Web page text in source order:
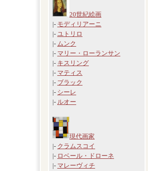
20世紀絵画
|- モディリアーニ
|- ユトリロ
|- ムンク
|- マリー・ローランサン
|- キスリング
|- マティス
|- ブラック
|- シーレ
|- ルオー
現代画家
|- クラムスコイ
|- ロベール・ドローネ
|- マレーヴィチ